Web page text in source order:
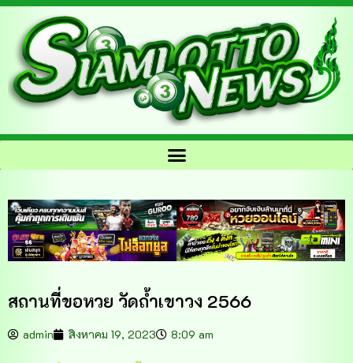
สถานที่ขอหวย วัดถ้ำเขาวง 2566
admin สิงหาคม 19, 2023 8:09 am